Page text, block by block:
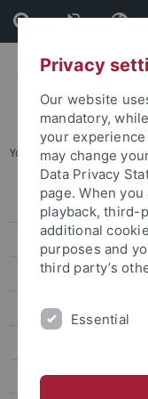
Skip
to
content
Skip
to
footer
You are here: Startseite
Universitätsleitung
Rektorin
Im Austausch
Prorektor
Prorektorin
Privacy
Our website
mandatory,
your
may change
Data Privacy
page. When
playback, third-
additional
purposes and
third party’s
Essential